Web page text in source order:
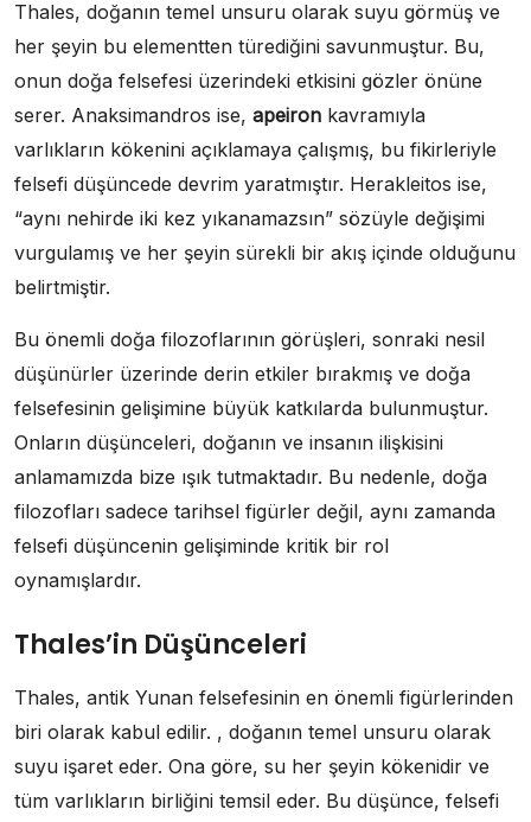
Thales, doğanın temel unsuru olarak suyu görmüş ve
her şeyin bu elementten türediğini savunmuştur. Bu,
onun doğa felsefesi üzerindeki etkisini gözler önüne
serer. Anaksimandros ise, apeiron kavramıyla
varlıkların kökenini açıklamaya çalışmış, bu fikirleriyle
felsefi düşüncede devrim yaratmıştır. Herakleitos ise,
“aynı nehirde iki kez yıkanamazsın” sözüyle değişimi
vurgulamış ve her şeyin sürekli bir akış içinde olduğunu
belirtmiştir.
Bu önemli doğa filozoflarının görüşleri, sonraki nesil
düşünürler üzerinde derin etkiler bırakmış ve doğa
felsefesinin gelişimine büyük katkılarda bulunmuştur.
Onların düşünceleri, doğanın ve insanın ilişkisini
anlamamızda bize ışık tutmaktadır. Bu nedenle, doğa
filozofları sadece tarihsel figürler değil, aynı zamanda
felsefi düşüncenin gelişiminde kritik bir rol
oynamışlardır.
Thales’in Düşünceleri
Thales, antik Yunan felsefesinin en önemli figürlerinden
biri olarak kabul edilir. , doğanın temel unsuru olarak
suyu işaret eder. Ona göre, su her şeyin kökenidir ve
tüm varlıkların birliğini temsil eder. Bu düşünce, felsefi